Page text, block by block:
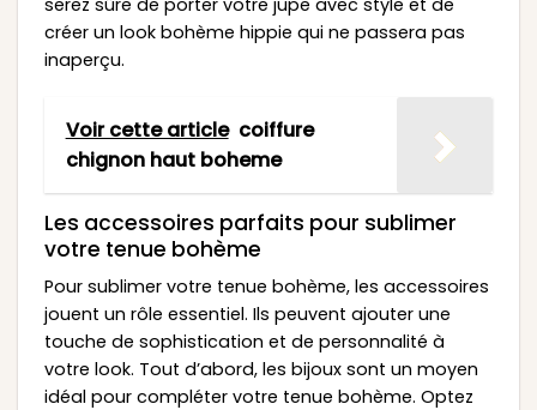
créer un look bohème hippie qui ne passera pas
inaperçu.
Voir cette article coiffure
chignon haut boheme
Les accessoires parfaits pour sublimer
votre tenue bohème
Pour sublimer votre tenue bohème, les accessoires
jouent un rôle essentiel. Ils peuvent ajouter une
touche de sophistication et de personnalité à
votre look. Tout d’abord, les bijoux sont un moyen
idéal pour compléter votre tenue bohème. Optez